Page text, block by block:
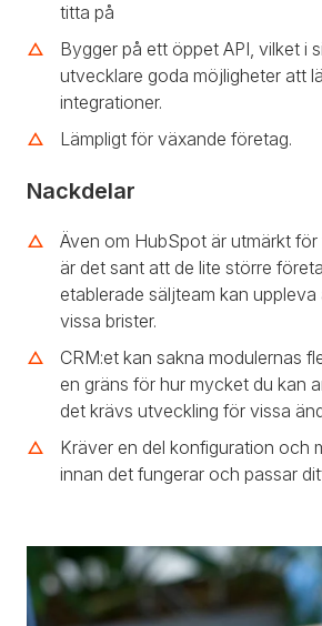
titta på
Bygger på ett öppet API, vilket i
utvecklare goda möjligheter att
integrationer.
Lämpligt för växande företag.
Nackdelar
Även om HubSpot är utmärkt
är det sant att de lite större
etablerade säljteam kan uppleva
vissa brister.
CRM:et kan sakna modulernas
en gräns för hur mycket du kan
det krävs utveckling för vissa
Kräver en del konfiguration och
innan det fungerar och passar